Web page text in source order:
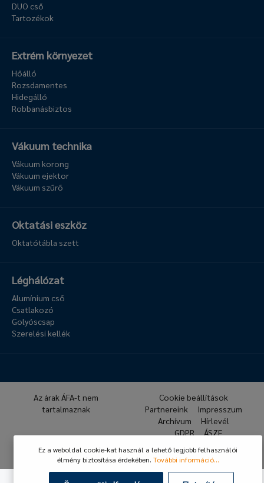
DUO cső
Tartozékok
Extrém környezet
Hőálló
Rozsdamentes
Hidegálló
Robbanásbiztos
Vákuum technika
Vákuum korong
Vákuum ejektor
Vákuum szűrő
Oktatási eszköz
Oktatótábla szett
Léghálózat
Alumínium cső
Csatlakozó
Golyóscsap
Szerelési kellék
© 2026 Hafner Pneumatika
Az árak ÁFA-t nem
tartalmaznak
Cookie beállítások
Partnereink
Impresszum
Archívum
Hírlevél
GDPR
ÁSZF
Ez a weboldal cookie-kat használ a lehető legjobb felhasználói
élmény biztosítása érdekében. További információ...